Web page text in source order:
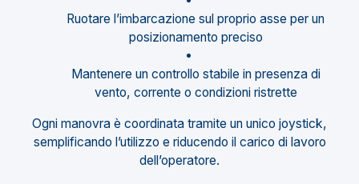
Ruotare l’imbarcazione sul proprio asse per un
posizionamento preciso
Mantenere un controllo stabile in presenza di
vento, corrente o condizioni ristrette
Ogni manovra è coordinata tramite un unico joystick,
semplificando l’utilizzo e riducendo il carico di lavoro
dell’operatore.